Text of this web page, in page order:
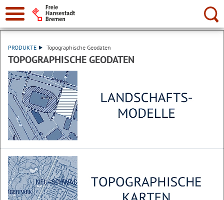
Suche:
PRODUKTE Topographische Geodaten
TOPOGRAPHISCHE GEODATEN